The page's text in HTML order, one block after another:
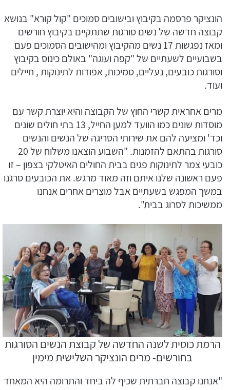
הונציקר פרסמה בקיבוץ ובישובים סמוכים "קול קורא" בנושא
קבוצה חדשה של נשים סורגות שתתקיים בקיבוץ חורשים
ומאז נפגשות 17 נשים מהקיבוץ ומהישובים הסמוכים פעם
בשבועיים לשעתיים של "קפה ועוגה" באולם כינוס בקיבוץ
וסורגות כובעים, נעליים, סמיכות, אפודות לתינוקות , חיילים
ועוד.
מרים אחראית קשרי החוץ של הקבוצה והיא יוצרת קשר עם
מוסדות שונים כמו הוועד למען החייל, 13 בתי חולים שונים
וכד' ומציעה להם את שירותי הסריגה של הנשים והנשים
סורגות בהתאם להזמנות. "השבוע הוצאנו משלוח של 20
כובעי צמר לתינוקות פגים בבית החולים האיטלקי בצפון – זו
פעם ראשונה שלנו איתם וזה מאוד מרגש. את הכובעים סרגנו
במשך המפגש בשעתיים אבל מוצרים אחרים אנחנו
ממשיכות לסרוג בבית".
הרמת כוסית לשנה החדשה של קבוצת הנשים הסורגות
בחורשים- מרים הונציקר השלישית מימין
"אנחנו קבוצה חברתית שכיף לה ביחד והתרומה היא המאחד